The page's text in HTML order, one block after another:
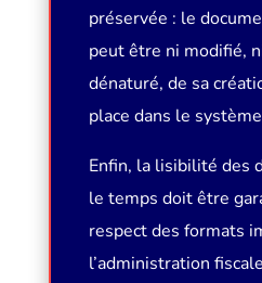
préservée : le
peut être ni modifié,
dénaturé, de sa
place dans le
Enfin, la lisibilité des
le temps doit être
respect des formats
l’administration